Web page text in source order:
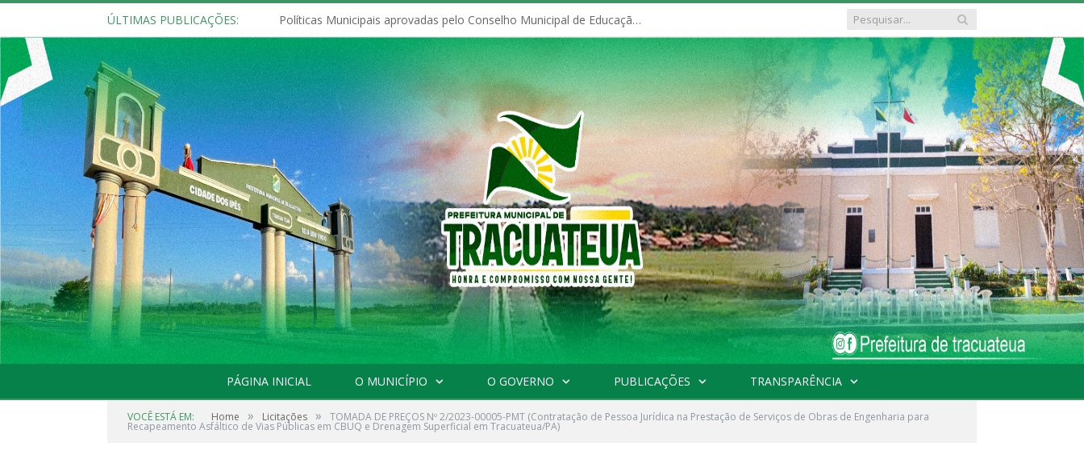
ÚLTIMAS PUBLICAÇÕES: Políticas Municipais aprovadas pelo Conselho Municipal de Educação (CME)
PÁGINA INICIAL O MUNICÍPIO O GOVERNO PUBLICAÇÕES TRANSPARÊNCIA
VOCÊ ESTÁ EM: Home » Licitações » TOMADA DE PREÇOS Nº 2/2023-00005-PMT (Contratação de Pessoa Jurídica na Prestação de Serviços de Obras de Engenharia para
Recapeamento Asfáltico de Vias Públicas em CBUQ e Drenagem Superficial em Tracuateua/PA)